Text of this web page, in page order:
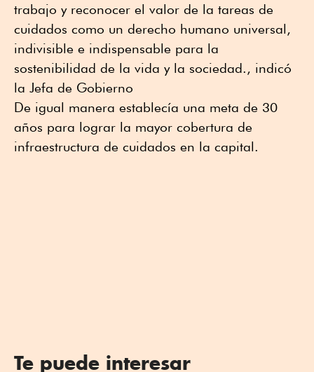
trabajo y reconocer el valor de la tareas de
cuidados como un derecho humano universal,
indivisible e indispensable para la
sostenibilidad de la vida y la sociedad., indicó
la Jefa de Gobierno
De igual manera establecía una meta de 30
años para lograr la mayor cobertura de
infraestructura de cuidados en la capital.
Te puede interesar